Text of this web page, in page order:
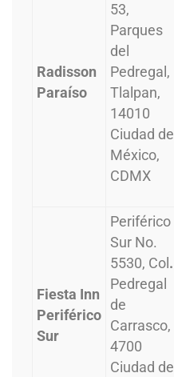
Radisson
Paraíso
53,
Parques
del
Pedregal,
Tlalpan,
14010
Ciudad de
México,
CDMX
Fiesta Inn
Periférico
Sur
Periférico
Sur No.
5530, Col .
Pedregal
de
Carrasco,
4700
Ciudad de